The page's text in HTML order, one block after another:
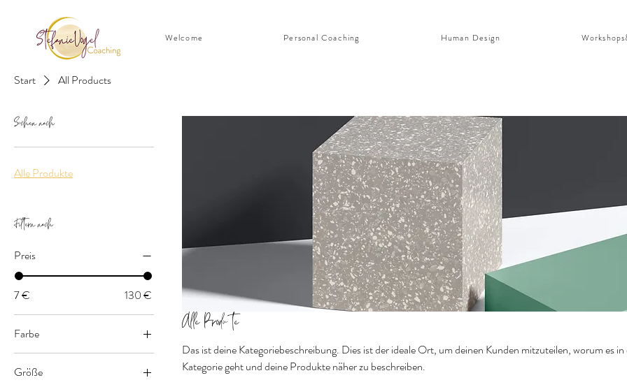
Welcome Personal Coaching Human Design
Start All Products
Suchen nach
Alle Produkte
Filtern nach
Preis
7 € 130 €
Farbe
Größe
Alle Produkte
Das ist deine Kategoriebeschreibung. Dies ist der ideale Ort, um deinen Kunden mitzuteilen, worum es in
Kategorie geht und deine Produkte näher zu beschreiben.